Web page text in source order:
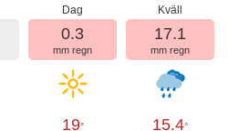
Dag
0.3
mm regn
19°
Kväll
17.1
mm regn
15.4°